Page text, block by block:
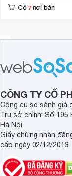
Có 7 nơi bán
CÔNG TY CỔ
Công cụ so sánh giá
Trụ sở chính: Số 195
Hà Nội
Giấy chứng nhận
cấp ngày 02/12/2013